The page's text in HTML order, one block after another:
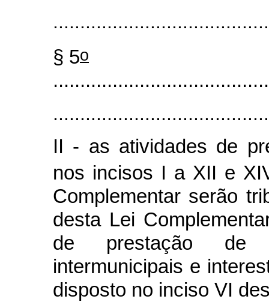
§ 5o
II - as atividades de
nos incisos I a XII e
Complementar serão
desta Lei
de prestação de
intermunicipais e
disposto no inciso VI